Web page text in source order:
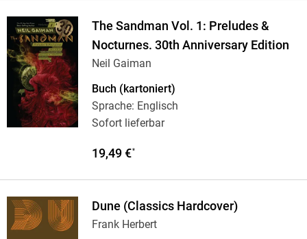
The Sandman Vol. 1: Preludes &
Nocturnes. 30th Anniversary Edition
Neil Gaiman
Buch (kartoniert)
Sprache: Englisch
Sofort lieferbar
19,49 €*
Dune (Classics Hardcover)
Frank Herbert